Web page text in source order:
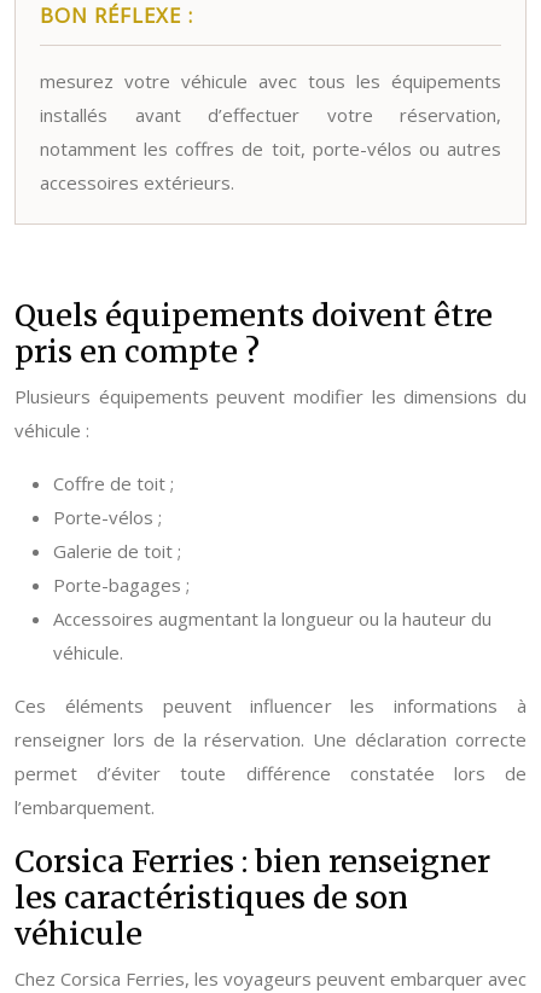
BON RÉFLEXE :
mesurez votre véhicule avec tous les équipements
installés avant d’effectuer votre réservation,
notamment les coffres de toit, porte-vélos ou autres
accessoires extérieurs.
Quels équipements doivent être
pris en compte ?
Plusieurs équipements peuvent modifier les dimensions du
véhicule :
Coffre de toit ;
Porte-vélos ;
Galerie de toit ;
Porte-bagages ;
Accessoires augmentant la longueur ou la hauteur du
véhicule.
Ces éléments peuvent influencer les informations à
renseigner lors de la réservation. Une déclaration correcte
permet d’éviter toute différence constatée lors de
l’embarquement.
Corsica Ferries : bien renseigner
les caractéristiques de son
véhicule
Chez Corsica Ferries, les voyageurs peuvent embarquer avec